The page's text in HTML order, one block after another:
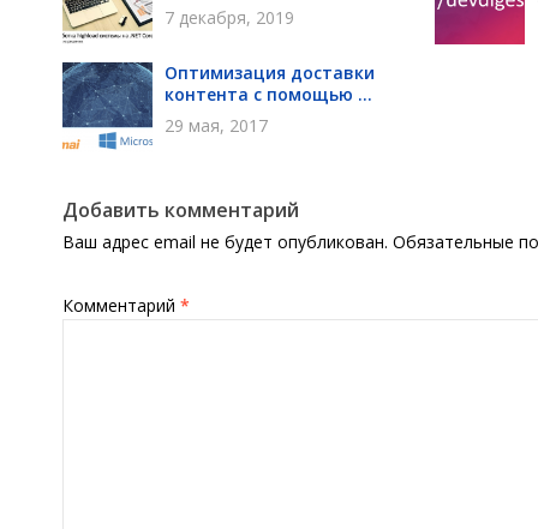
7 декабря, 2019
Оптимизация доставки
контента с помощью ...
29 мая, 2017
Добавить комментарий
Ваш адрес email не будет опубликован. Обязательные
Комментарий *